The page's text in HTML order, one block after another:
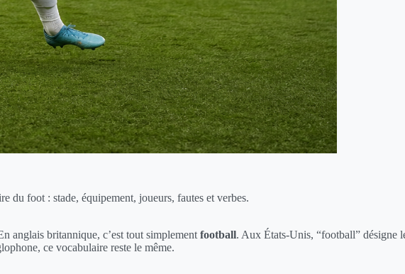
du foot : stade, équipement, joueurs, fautes et verbes.
anglais britannique, c’est tout simplement football. Aux États-Unis, “football” désigne
ce vocabulaire reste le même.